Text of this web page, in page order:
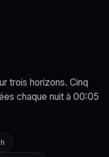
trois horizons. Cinq
chaque nuit à 00:05